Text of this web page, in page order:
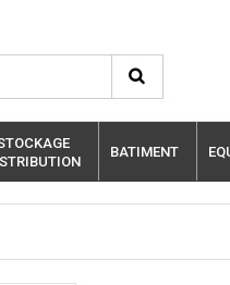
BATIMENT